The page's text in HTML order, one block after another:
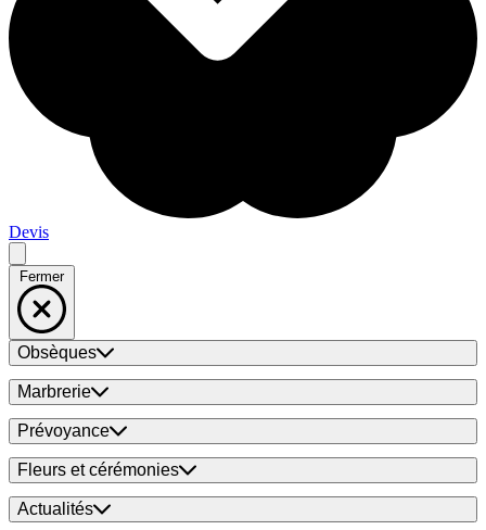
Devis
Fermer
Obsèques
Marbrerie
Prévoyance
Fleurs et cérémonies
Actualités